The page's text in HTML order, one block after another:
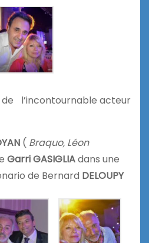
l’incontournable acteur
( Braquo, Léon
Garri GASIGLIAdans une
de Bernard DELOUPY